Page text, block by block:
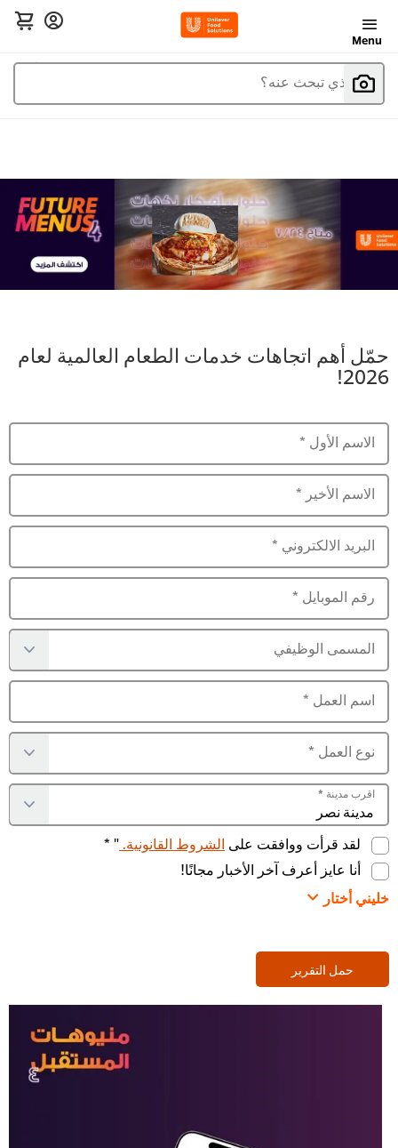
Menu
ما الذي تبحث عنه؟
حمّل أهم اتجاهات خدمات الطعام العالمية لعام
2026!
الاسم الأول *
الاسم الأخير *
البريد الالكتروني *
رقم الموبايل *
المسمى الوظيفي
اسم العمل *
نوع العمل *
اقرب مدينة *
لقد قرأت ووافقت على الشروط القانونية." *
أنا عايز أعرف آخر الأخبار مجانًا!
خليني أختار
حمل التقرير